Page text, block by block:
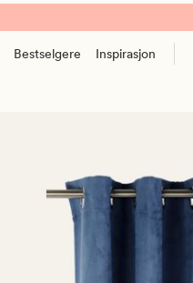
Bestselgere Inspirasjon